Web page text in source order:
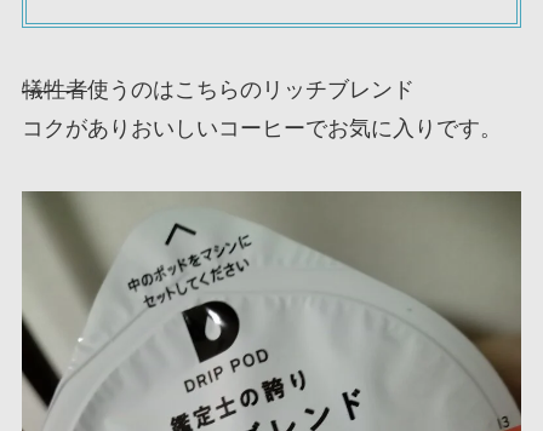
犠牲者使うのはこちらのリッチブレンド
コクがありおいしいコーヒーでお気に入りです。